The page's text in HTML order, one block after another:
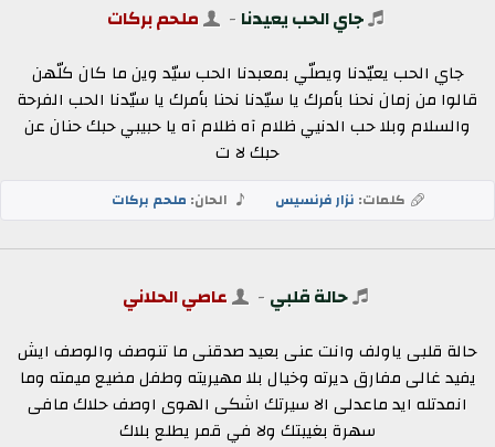
جاي الحب يعيدنا - ملحم بركات
جاي الحب يعيّدنا ويصلّي بمعبدنا الحب سيّد وين ما كان كلّهن
قالوا من زمان نحنا بأمرك يا سيّدنا نحنا بأمرك يا سيّدنا الحب الفرحة
والسلام وبلا حب الدنيي ظلام آه ظلام آه يا حبيبي حبك حنان عن
حبك لا ت
كلمات: نزار فرنسيس الحان: ملحم بركات
حالة قلبي - عاصي الحلاني
حالة قلبى ياولف وانت عنى بعيد صدقنى ما تنوصف والوصف ايش
يفيد غالى مفارق ديرته وخيال بلا مهيريته وطفل مضيع ميمته وما
انمدتله ايد ماعدلى الا سيرتك اشكى الهوى اوصف حلاك مافى
سهرة بغيبتك ولا في قمر يطلع بلاك